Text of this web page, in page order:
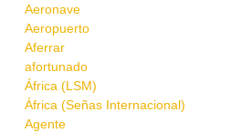
Aeronave
Aeropuerto
Aferrar
afortunado
África (LSM)
África (Señas Internacional)
Agente